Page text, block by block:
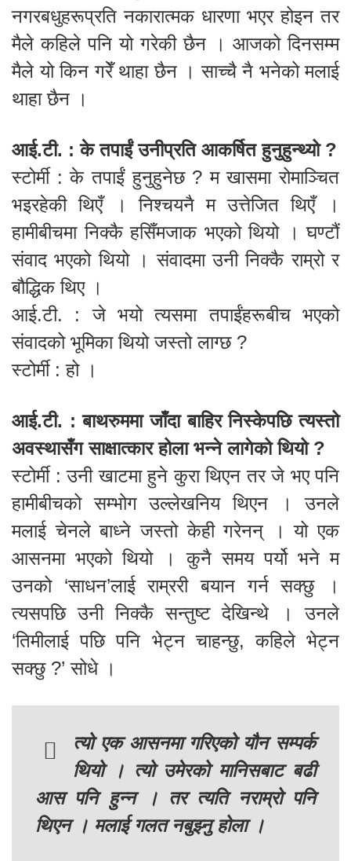
नगरबधुहरूप्रति नकारात्मक धारणा भएर होइन तर
मैले कहिले पनि यो गरेकी छैन । आजको दिनसम्म
मैले यो किन गरेँ थाहा छैन । साच्चै नै भनेको मलाई
थाहा छैन ।
आई.टी. : के तपाईं उनीप्रति आकर्षित हुनुहुन्थ्यो ?
स्टोर्मी : के तपाईं हुनुहुनेछ ? म खासमा रोमाञ्चित
भइरहेकी थिएँ । निश्चयनै म उत्तेजित थिएँ ।
हामीबीचमा निक्कै हसिँमजाक भएको थियो । घण्टौं
संवाद भएको थियो । संवादमा उनी निक्कै राम्रो र
बौद्धिक थिए ।
आई.टी. : जे भयो त्यसमा तपाईंहरूबीच भएको
संवादको भूमिका थियो जस्तो लाग्छ ?
स्टोर्मी : हो ।
आई.टी. : बाथरुममा जाँदा बाहिर निस्केपछि त्यस्तो
अवस्थासँग साक्षात्कार होला भन्ने लागेको थियो ?
स्टोर्मी : उनी खाटमा हुने कुरा थिएन तर जे भए पनि
हामीबीचको सम्भोग उल्लेखनिय थिएन । उनले
मलाई चेनले बाध्ने जस्तो केही गरेनन् । यो एक
आसनमा भएको थियो । कुनै समय पर्यो भने म
उनको ‘साधन’लाई राम्ररी बयान गर्न सक्छु ।
त्यसपछि उनी निक्कै सन्तुष्ट देखिन्थे । उनले
‘तिमीलाई पछि पनि भेट्न चाहन्छु, कहिले भेट्न
सक्छु ?’ सोधे ।
त्यो एक आसनमा गरिएको यौन सम्पर्क
थियो । त्यो उमेरको मानिसबाट बढी
आस पनि हुन्न । तर त्यति नराम्रो पनि
थिएन । मलाई गलत नबुझ्नु होला ।